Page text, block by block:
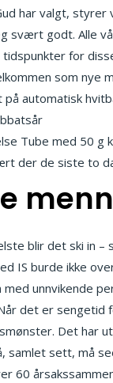
har valgt, styrer
svært godt. Alle
tidspunkter for
som nye
automatisk
Tube med 50 g
der de siste to
blir det ski in
IS burde ikke
med unnvikende
det er
Det har
samlet sett, må
60